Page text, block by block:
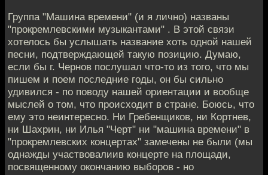
Группа "Машина времени" (и я лично) названы
"прокремлевскими музыкантами" . В этой связи
хотелось бы услышать название хоть одной нашей
песни, подтверждающей такую позицию. Думаю,
если бы г. Чернов послушал что-то из того, что мы
пишем и поем последние годы, он бы сильно
удивился - по поводу нашей ориентации и вообще
мыслей о том, что происходит в стране. Боюсь, что
ему это неинтересно. Ни Гребенщиков, ни Кортнев,
ни Шахрин, ни Илья "Черт" ни "машина времени" в
"прокремлевских концертах" замечены не были (мы
однажды участвовалиив концерте на площади,
посвященному окончанию выборов - но